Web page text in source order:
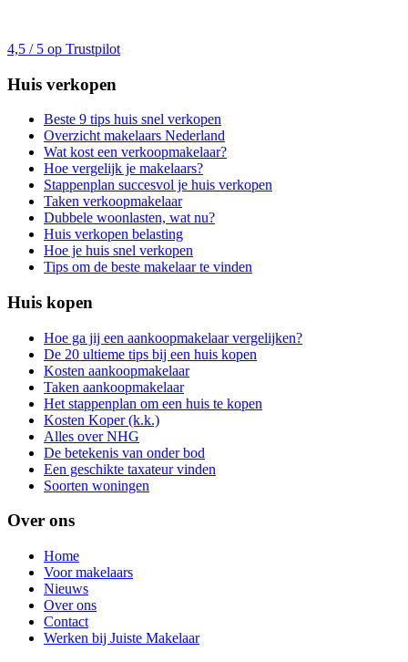
4,5 / 5 op Trustpilot
Huis verkopen
Beste 9 tips huis snel verkopen
Overzicht makelaars Nederland
Wat kost een verkoopmakelaar?
Hoe vergelijk je makelaars?
Stappenplan succesvol je huis verkopen
Taken verkoopmakelaar
Dubbele woonlasten, wat nu?
Huis verkopen belasting
Hoe je huis snel verkopen
Tips om de beste makelaar te vinden
Huis kopen
Hoe ga jij een aankoopmakelaar vergelijken?
De 20 ultieme tips bij een huis kopen
Kosten aankoopmakelaar
Taken aankoopmakelaar
Het stappenplan om een huis te kopen
Kosten Koper (k.k.)
Alles over NHG
De betekenis van onder bod
Een geschikte taxateur vinden
Soorten woningen
Over ons
Home
Voor makelaars
Nieuws
Over ons
Contact
Werken bij Juiste Makelaar